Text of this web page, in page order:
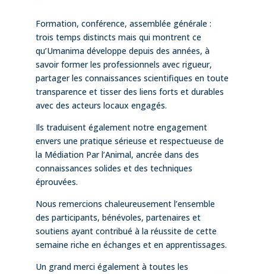
Formation, conférence, assemblée générale :
trois temps distincts mais qui montrent ce
qu’Umanima développe depuis des années, à
savoir former les professionnels avec rigueur,
partager les connaissances scientifiques en toute
transparence et tisser des liens forts et durables
avec des acteurs locaux engagés.
Ils traduisent également notre engagement
envers une pratique sérieuse et respectueuse de
la Médiation Par l’Animal, ancrée dans des
connaissances solides et des techniques
éprouvées.
Nous remercions chaleureusement l’ensemble
des participants, bénévoles, partenaires et
soutiens ayant contribué à la réussite de cette
semaine riche en échanges et en apprentissages.
Un grand merci également à toutes les